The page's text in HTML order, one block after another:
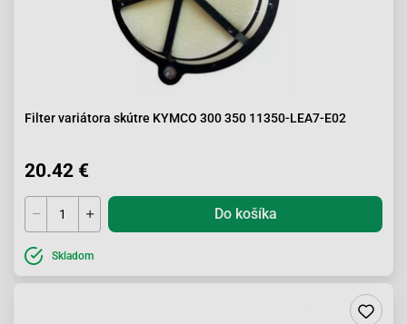
Filter variátora skútre KYMCO 300 350 11350-LEA7-E02
20.42 €
Do košíka
Skladom